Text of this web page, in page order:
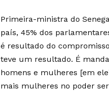
Primeira-ministra do
país, 45% dos
é resultado do
teve um resultado. É
homens e mulheres [em
mais mulheres no poder